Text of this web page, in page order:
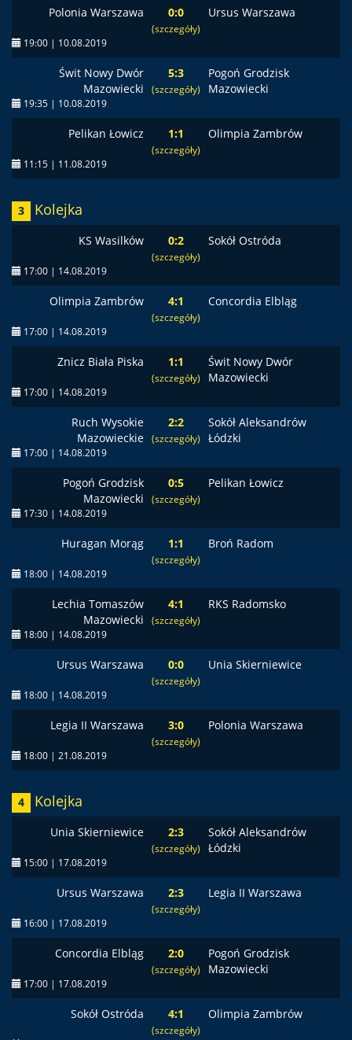
Polonia Warszawa 0:0
(szczegóły)
Ursus Warszawa
19:00 | 10.08.2019
Świt Nowy Dwór
Mazowiecki
5:3
(szczegóły)
Pogoń Grodzisk
Mazowiecki
19:35 | 10.08.2019
Pelikan Łowicz 1:1
(szczegóły)
Olimpia Zambrów
11:15 | 11.08.2019
3 Kolejka
KS Wasilków 0:2
(szczegóły)
Sokół Ostróda
17:00 | 14.08.2019
Olimpia Zambrów 4:1
(szczegóły)
Concordia Elbląg
17:00 | 14.08.2019
Znicz Biała Piska 1:1
(szczegóły)
Świt Nowy Dwór
Mazowiecki
17:00 | 14.08.2019
Ruch Wysokie
Mazowieckie
2:2
(szczegóły)
Sokół Aleksandrów
Łódzki
17:00 | 14.08.2019
Pogoń Grodzisk
Mazowiecki
0:5
(szczegóły)
Pelikan Łowicz
17:30 | 14.08.2019
Huragan Morąg 1:1
(szczegóły)
Broń Radom
18:00 | 14.08.2019
Lechia Tomaszów
Mazowiecki
4:1
(szczegóły)
RKS Radomsko
18:00 | 14.08.2019
Ursus Warszawa 0:0
(szczegóły)
Unia Skierniewice
18:00 | 14.08.2019
Legia II Warszawa 3:0
(szczegóły)
Polonia Warszawa
18:00 | 21.08.2019
4 Kolejka
Unia Skierniewice 2:3
(szczegóły)
Sokół Aleksandrów
Łódzki
15:00 | 17.08.2019
Ursus Warszawa 2:3
(szczegóły)
Legia II Warszawa
16:00 | 17.08.2019
Concordia Elbląg 2:0
(szczegóły)
Pogoń Grodzisk
Mazowiecki
17:00 | 17.08.2019
Sokół Ostróda 4:1
(szczegóły)
Olimpia Zambrów